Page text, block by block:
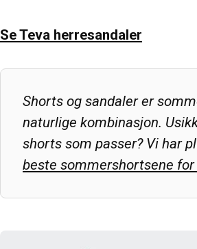
Se Teva herresandaler
Shorts og sandaler er
naturlige kombinasjon.
shorts som passer? Vi har
beste sommershortsene for